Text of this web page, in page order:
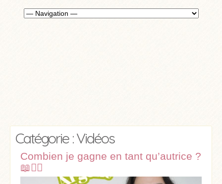
Catégorie : Vidéos
Combien je gagne en tant qu’autrice ?
📖✍🏼